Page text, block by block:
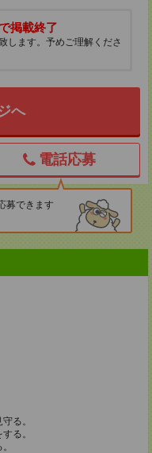
掲載終了
します。予めご理解くださ
へ
電話応募
募できます
る。
る。